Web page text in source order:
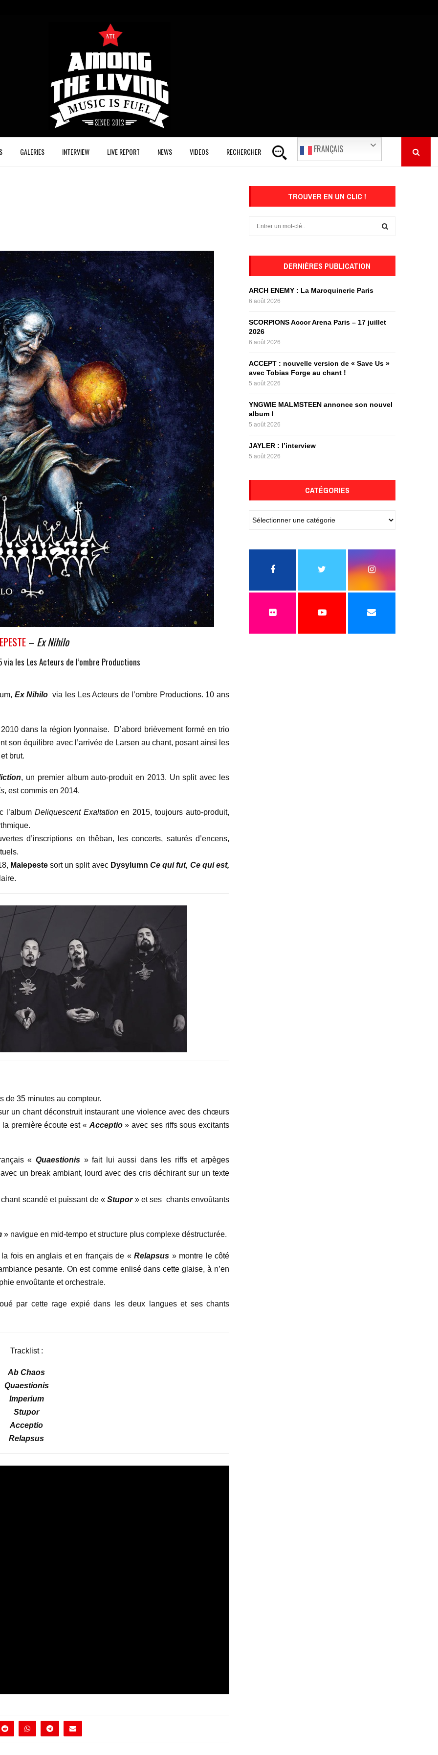
GALERIES INTERVIEW LIVE REPORT NEWS VIDEOS RECHERCHER FRANÇAIS
– Ex Nihilo
les Les Acteurs de l’ombre Productions
Ex Nihilo via les Les Acteurs de l’ombre Productions. 10 ans
dans la région lyonnaise. D’abord brièvement formé en trio
son équilibre avec l’arrivée de Larsen au chant, posant ainsi les
brut.
, un premier album auto-produit en 2013. Un split avec les
, est commis en 2014.
l’album Deliquescent Exaltationen 2015, toujours auto-produit,
d’inscriptions en thêban, les concerts, saturés d’encens,
Malepestesort un split avec DysylumnCe qui fut, Ce qui est,
de 35 minutes au compteur.
un chant déconstruit instaurant une violence avec des chœurs
la première écoute est «Acceptio» avec ses riffs sous excitants
«Quaestionis » fait lui aussi dans les riffs et arpèges
un break ambiant, lourd avec des cris déchirant sur un texte
scandé et puissant de «Stupor » et ses chants envoûtants
» navigue en mid-tempo et structure plus complexe déstructurée.
la fois en anglais et en français de «Relapsus » montre le côté
pesante. On est comme enlisé dans cette glaise, à n’en
envoûtante et orchestrale.
par cette rage expié dans les deux langues et ses chants
Tracklist :
Ab Chaos
Quaestionis
Imperium
Stupor
Acceptio
Relapsus
TROUVER EN UN CLIC !
o
r
C
DERNIÈRES PUBLICATION
ARCH ENEMY : La Maroquinerie Paris
6 août 2026
SCORPIONS Accor Arena Paris – 17 juillet
2026
6 août 2026
ACCEPT : nouvelle version de « Save Us »
avec Tobias Forge au chant !
5 août 2026
YNGWIE MALMSTEEN annonce son nouvel
album !
5 août 2026
JAYLER : l’interview
5 août 2026
CATÉGORIES